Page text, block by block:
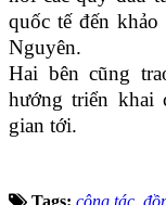
quốc tế đến
Nguyên.
Hai bên cũng
hướng triển khai
gian tới.